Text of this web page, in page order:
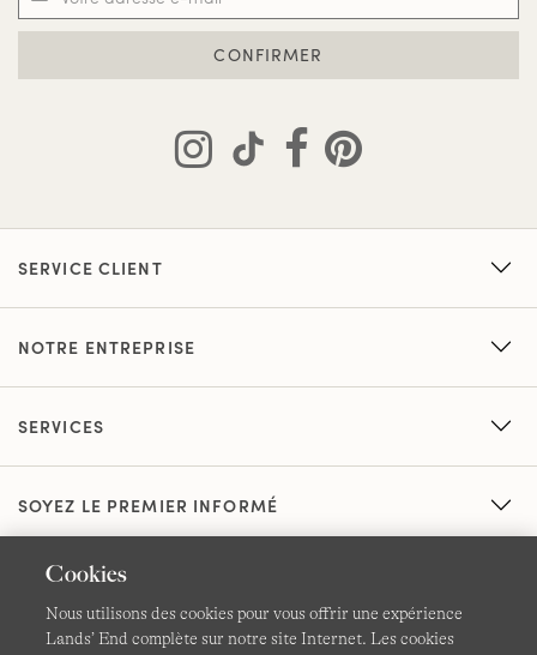
CONFIRMER
SERVICE CLIENT
NOTRE ENTREPRISE
SERVICES
SOYEZ LE PREMIER INFORMÉ
Cookies
Nous utilisons des cookies pour vous offrir une expérience
Lands’ End complète sur notre site Internet. Les cookies